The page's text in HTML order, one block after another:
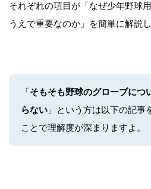
それぞれの項目が「なぜ少年野球
うえで重要なのか」を簡単に解説し
「 そもそも野球のグローブにつ
らない 」という方は以下の記事
ことで理解度が深まりますよ。